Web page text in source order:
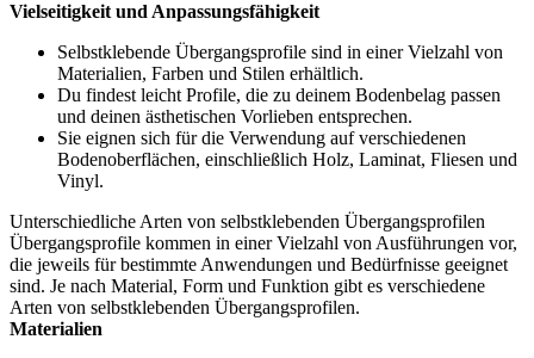
Vielseitigkeit und Anpassungsfähigkeit
Selbstklebende Übergangsprofile sind in einer Vielzahl von
Materialien, Farben und Stilen erhältlich.
Du findest leicht Profile, die zu deinem Bodenbelag passen
und deinen ästhetischen Vorlieben entsprechen.
Sie eignen sich für die Verwendung auf verschiedenen
Bodenoberflächen, einschließlich Holz, Laminat, Fliesen und
Vinyl.
Unterschiedliche Arten von selbstklebenden Übergangsprofilen
Übergangsprofile kommen in einer Vielzahl von Ausführungen vor,
die jeweils für bestimmte Anwendungen und Bedürfnisse geeignet
sind. Je nach Material, Form und Funktion gibt es verschiedene
Arten von selbstklebenden Übergangsprofilen.
Materialien